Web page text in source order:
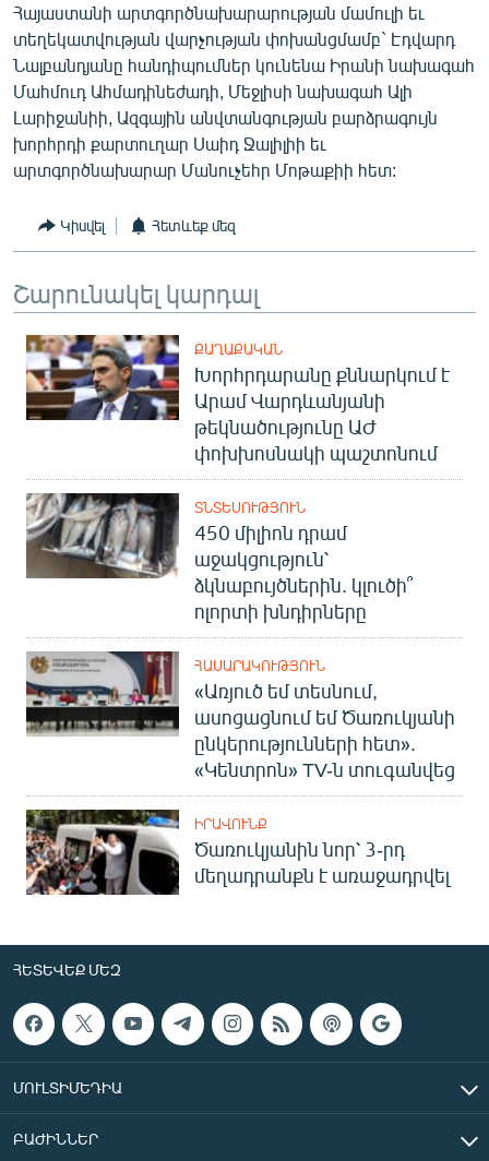
ԲԱՆԱՎԵՃ
ՁԳՏԵԼՈՎ ԼԱՎԱԳՈՒՅՆԻՆ
ՓՈԴՔԱՍԹ
Հայերեն
Русский
ՀԵՏԵՎԵՔ ՄԵԶ
«Ազատության» բոլոր կայքերը
Հայաստանի արտգործնախարարության մամուլի եւ
տեղեկատվության վարչության փոխանցմամբ` Էդվարդ
Նալբանդյանը հանդիպումներ կունենա Իրանի նախագահ
Մահմուդ Ահմադինեժադի, Մեջլիսի նախագահ Ալի
Լարիջանիի, Ազգային անվտանգության բարձրագույն
խորհրդի քարտուղար Սաիդ Ջալիլիի եւ
արտգործնախարար Մանուչեհր Մոթաքիի հետ:
Կիսվել Հետևեք մեզ
Շարունակել կարդալ
ՔԱՂԱՔԱԿԱՆ
Խորհրդարանը քննարկում է
Արամ Վարդևանյանի
թեկնածությունը ԱԺ
փոխխոսնակի պաշտոնում
ՏՆՏԵՍՈՒԹՅՈՒՆ
450 միլիոն դրամ
աջակցություն՝
ձկնաբույծներին. կլուծի՞
ոլորտի խնդիրները
ՀԱՍԱՐԱԿՈՒԹՅՈՒՆ
«Առյուծ եմ տեսնում,
ասոցացնում եմ Ծառուկյանի
ընկերությունների հետ».
«Կենտրոն» TV-ն տուգանվեց
ԻՐԱՎՈՒՆՔ
Ծառուկյանին նոր՝ 3-րդ
մեղադրանքն է առաջադրվել
ՀԵՏԵՎԵՔ ՄԵԶ
ՄՈՒԼՏԻՄԵԴԻԱ
ԲԱԺԻՆՆԵՐ